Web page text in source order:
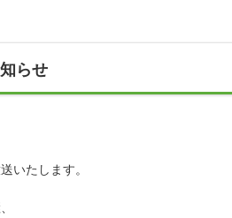
らせ
いたします。